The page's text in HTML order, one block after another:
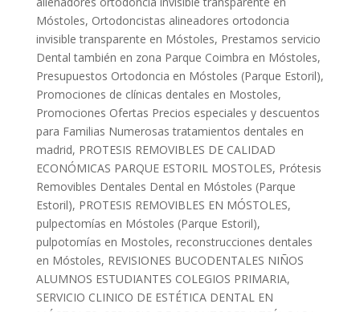
Móstoles, Ortodoncistas alineadores ortodoncia
invisible transparente en Móstoles, Prestamos servicio
Dental también en zona Parque Coimbra en Móstoles,
Presupuestos Ortodoncia en Móstoles (Parque Estoril),
Promociones de clínicas dentales en Mostoles,
Promociones Ofertas Precios especiales y descuentos
para Familias Numerosas tratamientos dentales en
madrid, PROTESIS REMOVIBLES DE CALIDAD
ECONÓMICAS PARQUE ESTORIL MOSTOLES, Prótesis
Removibles Dentales Dental en Móstoles (Parque
Estoril), PROTESIS REMOVIBLES EN MÓSTOLES,
pulpectomías en Móstoles (Parque Estoril),
pulpotomías en Mostoles, reconstrucciones dentales
en Móstoles, REVISIONES BUCODENTALES NIÑOS
ALUMNOS ESTUDIANTES COLEGIOS PRIMARIA,
SERVICIO CLINICO DE ESTÉTICA DENTAL EN